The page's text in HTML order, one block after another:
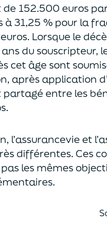
152.500 euros
à 31,25 % pour la
Lorsque le
du souscripteur,
cet âge sont
après application
entre les
l’assurancevie et
différentes. Ces
les mêmes